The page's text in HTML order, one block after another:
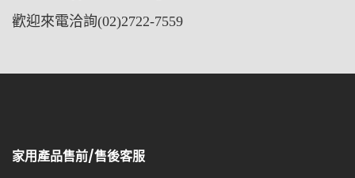
歡迎來電洽詢(02)2722-7559
家用產品售前/售後客服